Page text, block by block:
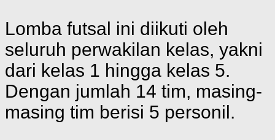
Lomba futsal ini diikuti oleh
seluruh perwakilan kelas, yakni
dari kelas 1 hingga kelas 5.
Dengan jumlah 14 tim, masing-
masing tim berisi 5 personil.